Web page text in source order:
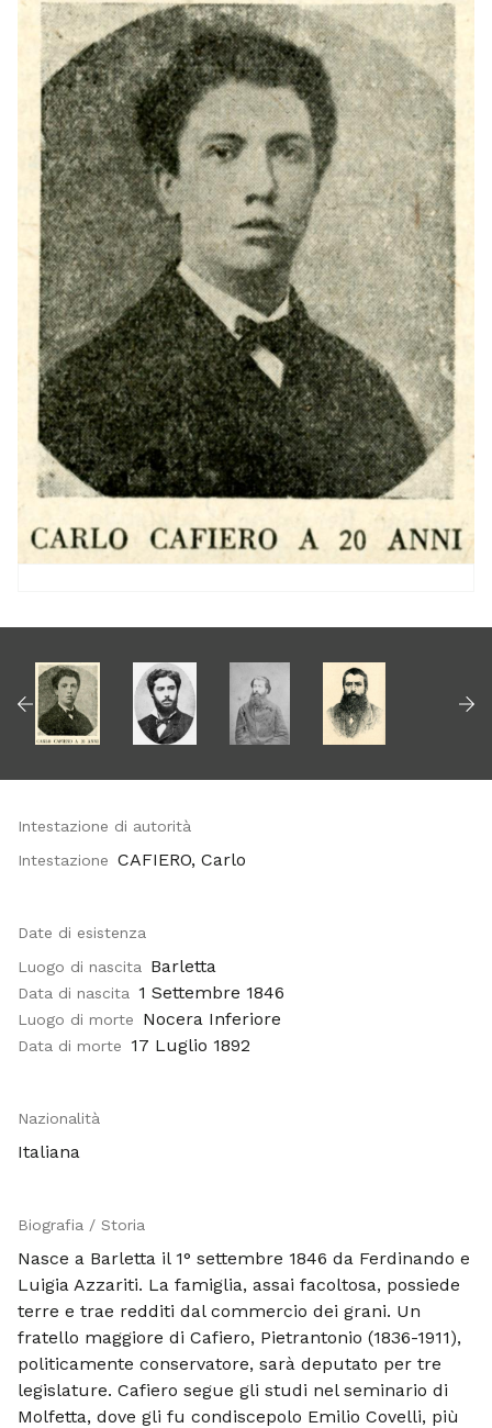
Intestazione di autorità
Intestazione CAFIERO, Carlo
Date di esistenza
Luogo di nascita
Barletta
Data di nascita 1 Settembre 1846
Luogo di morte Nocera Inferiore
Data di morte 17 Luglio 1892
Nazionalità
Italiana
Biografia / Storia
Nasce a Bar­letta il 1° settembre 1846 da Ferdinando e
Luigia Azzariti. La famiglia, assai facol­tosa, possiede
terre e trae redditi dal commercio dei grani. Un
fratello maggiore di Cafiero, Pietrantonio (1836-1911),
politi­camente conservatore, sarà deputato per tre
legislature. Cafiero segue gli studi nel seminario di
Molfetta, dove gli fu condiscepolo Emi­lio Covelli, più